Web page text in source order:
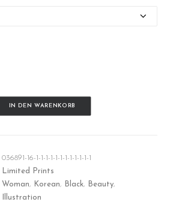
IN DEN WARENKORB
036891-16-1-1-1-1-1-1-1-1-1-1-1-1
Limited Prints
Woman, Korean, Black, Beauty,
Illustration